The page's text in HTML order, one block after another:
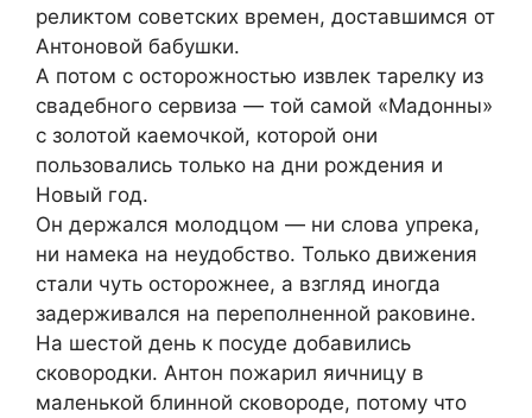
реликтом советских времен, доставшимся от
Антоновой бабушки.
А потом с осторожностью извлек тарелку из
свадебного сервиза — той самой «Мадонны»
с золотой каемочкой, которой они
пользовались только на дни рождения и
Новый год.
Он держался молодцом — ни слова упрека,
ни намека на неудобство. Только движения
стали чуть осторожнее, а взгляд иногда
задерживался на переполненной раковине.
На шестой день к посуде добавились
сковородки. Антон пожарил яичницу в
маленькой блинной сковороде, потому что